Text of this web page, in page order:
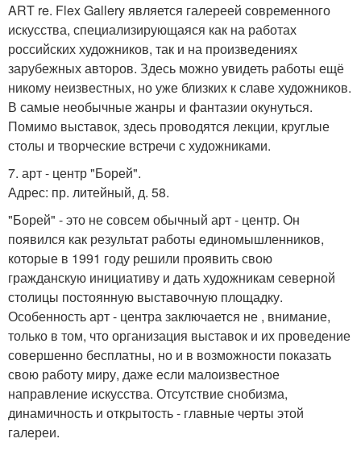
ART re. Flex Gallery является галереей современного
искусства, специализирующаяся как на работах
российских художников, так и на произведениях
зарубежных авторов. Здесь можно увидеть работы ещё
никому неизвестных, но уже близких к славе художников.
В самые необычные жанры и фантазии окунуться.
Помимо выставок, здесь проводятся лекции, круглые
столы и творческие встречи с художниками.
7. арт - центр "Борей".
Адрес: пр. литейный, д. 58.
"Борей" - это не совсем обычный арт - центр. Он
появился как результат работы единомышленников,
которые в 1991 году решили проявить свою
гражданскую инициативу и дать художникам северной
столицы постоянную выставочную площадку.
Особенность арт - центра заключается не , внимание,
только в том, что организация выставок и их проведение
совершенно бесплатны, но и в возможности показать
свою работу миру, даже если малоизвестное
направление искусства. Отсутствие снобизма,
динамичность и открытость - главные черты этой
галереи.